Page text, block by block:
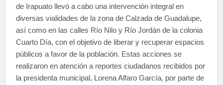
de Irapuato llevó a cabo una intervención integral en
diversas vialidades de la zona de Calzada de Guadalupe,
así como en las calles Río Nilo y Río Jordán de la colonia
Cuarto Día, con el objetivo de liberar y recuperar espacios
públicos a favor de la población. Estas acciones se
realizaron en atención a reportes ciudadanos recibidos por
la presidenta municipal, Lorena Alfaro García, por parte de